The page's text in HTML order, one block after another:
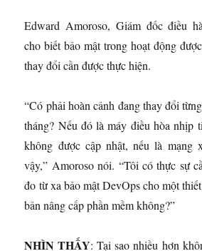
Edward Amoroso, Giám đốc điều
cho biết bảo mật trong hoạt động
thay đổi cần được thực hiện.
“Có phải hoàn cảnh đang thay đổi
tháng? Nếu đó là máy điều hòa nhịp
không được cập nhật, nếu là mạng
vậy,” Amoroso nói. “Tôi có thực sự
đo từ xa bảo mật DevOps cho một
bản nâng cấp phần mềm không?”
NHÌN THẤY: Tại sao nhiều hơn